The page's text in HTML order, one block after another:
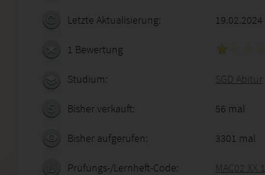
Letzte Aktualisierung: 19.02.2024
1 Bewertung
Studium: SGD Abitur
Bisher verkauft: 56 mal
Bisher aufgerufen: 3301 mal
Prüfungs-/Lernheft-Code: MAC02 XX 1